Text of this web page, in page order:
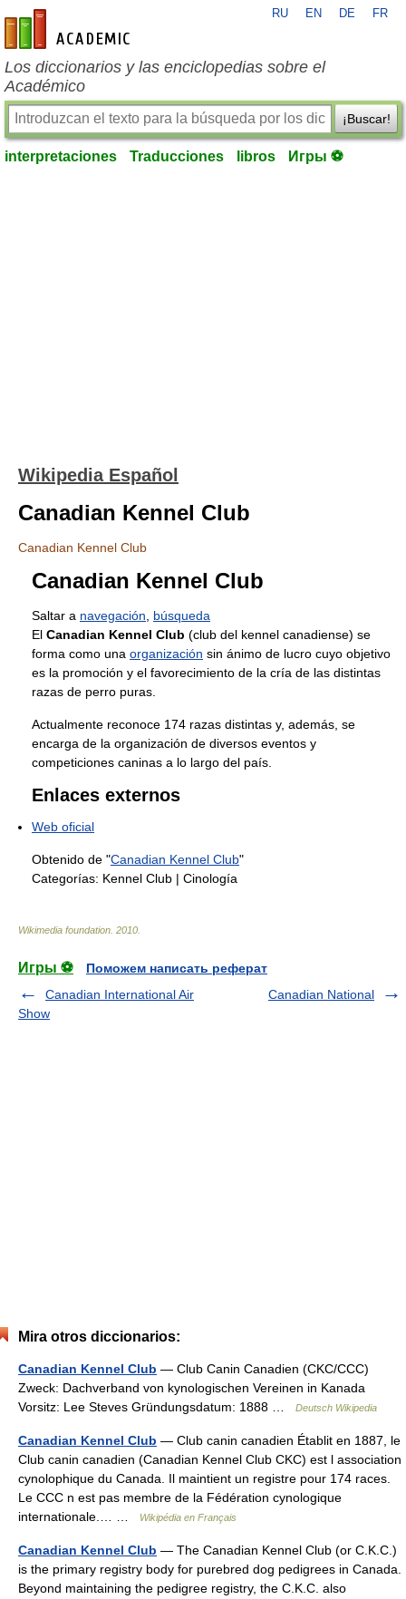
es-academic.com
RU EN DE FR
Los diccionarios y las enciclopedias sobre el
Académico
¡Buscar!
interpretaciones Traducciones libros Игры ⚽
Wikipedia Español
Canadian Kennel Club
Canadian Kennel Club
Canadian Kennel Club
Saltar a navegación
búsqueda
El Canadian Kennel Club (club del kennel canadiense) se
forma como una organización sin ánimo de lucro cuyo objetivo
es la promoción y el favorecimiento de la cría de las distintas
razas de perro puras.
Actualmente reconoce 174 razas distintas y, además, se
encarga de la organización de diversos eventos y
competiciones caninas a lo largo del país.
Enlaces externos
Web oficial
Obtenido de "Canadian Kennel Club"
Categorías: Kennel Club | Cinología
Wikimedia foundation 2010
Игры ⚽
Поможем написать реферат
Canadian International Air
Show
Canadian National
Mira otros diccionarios:
Canadian Kennel Club — Club Canin Canadien (CKC/CCC)
Zweck: Dachverband von kynologischen Vereinen in Kanada
Vorsitz: Lee Steves Gründungsdatum: 1888 …
Deutsch Wikipedia
Canadian Kennel Club — Club canin canadien Établit en 1887, le
Club canin canadien (Canadian Kennel Club CKC) est l association
cynolophique du Canada. Il maintient un registre pour 174 races.
Le CCC n est pas membre de la Fédération cynologique
internationale.… …
Wikipédia en Français
Canadian Kennel Club — The Canadian Kennel Club (or C.K.C.)
is the primary registry body for purebred dog pedigrees in Canada.
Beyond maintaining the pedigree registry, the C.K.C. also